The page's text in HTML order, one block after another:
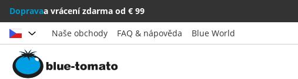
Dopravaa vrácení zdarma od € 99
Vybrat zemi
Naše obchody FAQ & nápověda Blue World